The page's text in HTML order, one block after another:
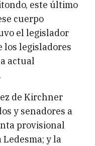
este último
cuerpo
el legislador
los legisladores
actual
de Kirchner
y senadores a
provisional
Ledesma; y la